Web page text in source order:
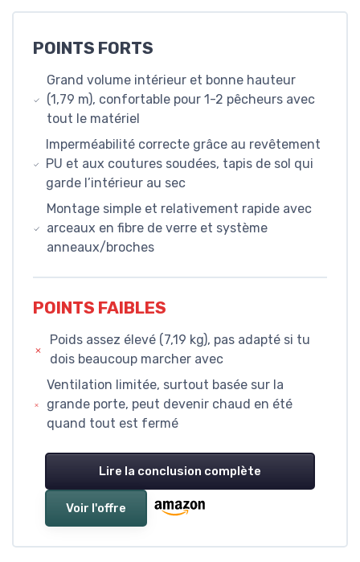
POINTS FORTS
Grand volume intérieur et bonne hauteur
(1,79 m), confortable pour 1-2 pêcheurs avec
tout le matériel
Imperméabilité correcte grâce au revêtement
PU et aux coutures soudées, tapis de sol qui
garde l’intérieur au sec
Montage simple et relativement rapide avec
arceaux en fibre de verre et système
anneaux/broches
POINTS FAIBLES
Poids assez élevé (7,19 kg), pas adapté si tu
dois beaucoup marcher avec
Ventilation limitée, surtout basée sur la
grande porte, peut devenir chaud en été
quand tout est fermé
Lire la conclusion complète
Voir l'offre